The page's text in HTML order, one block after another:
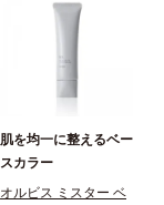
肌を均一に整えるベー
スカラー
オルビス ミスター ベ